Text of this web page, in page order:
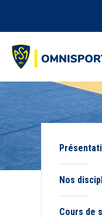
Nos
Cours de